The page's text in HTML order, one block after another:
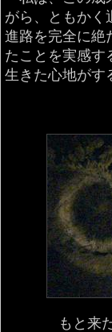
がら、ともかく
進路を完全に絶
たことを実感す
生きた心地がす
もと来